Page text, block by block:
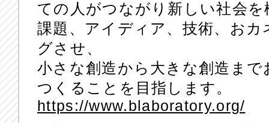
ての人がつながり新しい社会を
課題、アイディア、技術、お
グさせ、
小さな創造から大きな創造ま
つくることを目指します。
https://www.blaboratory.org/